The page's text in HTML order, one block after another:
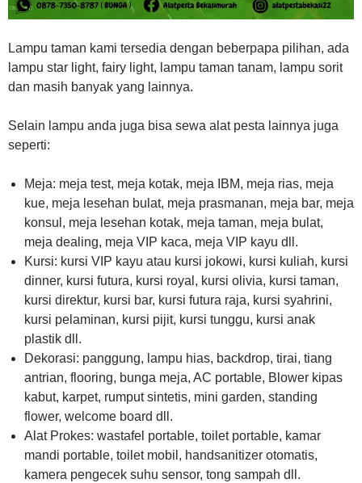
Lampu taman kami tersedia dengan beberpapa pilihan, ada
lampu star light, fairy light, lampu taman tanam, lampu sorit
dan masih banyak yang lainnya.
Selain lampu anda juga bisa sewa alat pesta lainnya juga
seperti:
Meja: meja test, meja kotak, meja IBM, meja rias, meja
kue, meja lesehan bulat, meja prasmanan, meja bar, meja
konsul, meja lesehan kotak, meja taman, meja bulat,
meja dealing, meja VIP kaca, meja VIP kayu dll.
Kursi: kursi VIP kayu atau kursi jokowi, kursi kuliah, kursi
dinner, kursi futura, kursi royal, kursi olivia, kursi taman,
kursi direktur, kursi bar, kursi futura raja, kursi syahrini,
kursi pelaminan, kursi pijit, kursi tunggu, kursi anak
plastik dll.
Dekorasi: panggung, lampu hias, backdrop, tirai, tiang
antrian, flooring, bunga meja, AC portable, Blower kipas
kabut, karpet, rumput sintetis, mini garden, standing
flower, welcome board dll.
Alat Prokes: wastafel portable, toilet portable, kamar
mandi portable, toilet mobil, handsanitizer otomatis,
kamera pengecek suhu sensor, tong sampah dll.